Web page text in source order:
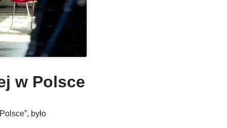
w Polsce
było